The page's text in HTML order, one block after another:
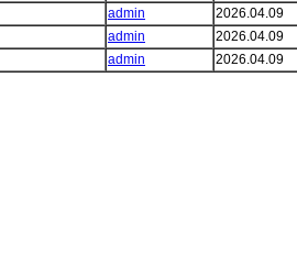
admin 2026.04.09
admin 2026.04.09
admin 2026.04.09